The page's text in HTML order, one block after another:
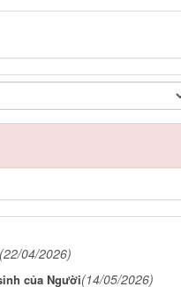
(22/04/2026)
của Người(14/05/2026)